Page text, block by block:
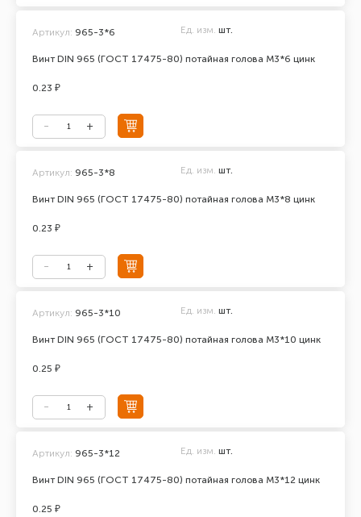
Винт DIN 965 (ГОСТ 17475-80) потайная голова М3*6 цинк
Артикул: 965-3*6 Ед. изм. шт.
0.23 ₽
Винт DIN 965 (ГОСТ 17475-80) потайная голова М3*8 цинк
Артикул: 965-3*8 Ед. изм. шт.
0.23 ₽
Винт DIN 965 (ГОСТ 17475-80) потайная голова М3*10 цинк
Артикул: 965-3*10 Ед. изм. шт.
0.25 ₽
Винт DIN 965 (ГОСТ 17475-80) потайная голова М3*12 цинк
Артикул: 965-3*12 Ед. изм. шт.
0.25 ₽